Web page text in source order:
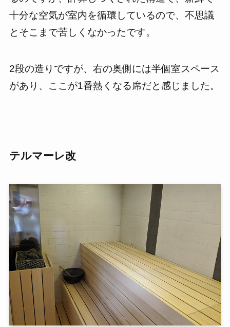
十分な空気が室内を循環しているので、不思議
とそこまで苦しくなかったです。
2段の造りですが、右の奥側には半個室スペース
があり、ここが1番熱くなる席だと感じました。
テルマーレ改